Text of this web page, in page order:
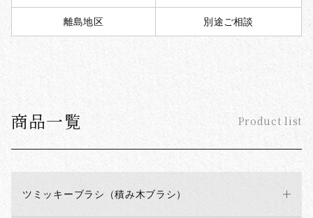
商品一覧 Product list
ツミッキーブラシ（積み木ブラシ）
離島地区 別途ご相談